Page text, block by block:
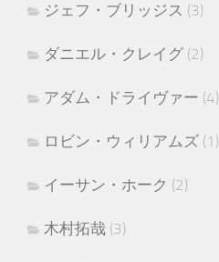
ジェフ・ブリッジス (3)
ダニエル・クレイグ (2)
アダム・ドライヴァー (4)
ロビン・ウィリアムズ (1)
イーサン・ホーク (2)
木村拓哉 (3)